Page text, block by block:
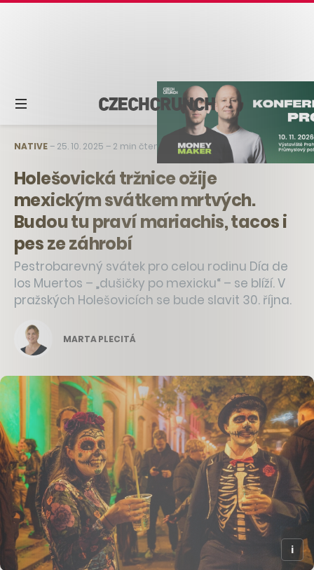
NATIVE– 25. 10. 2025 – 2 min čtení
Holešovická tržnice ožije
mexickým svátkem mrtvých.
Budou tu praví mariachis, tacos i
pes ze záhrobí
Pestrobarevný svátek pro celou rodinu Día de
los Muertos – „dušičky po mexicku“ – se blíží. V
pražských Holešovicích se bude slavit 30. října.
MARTA PLECITÁ